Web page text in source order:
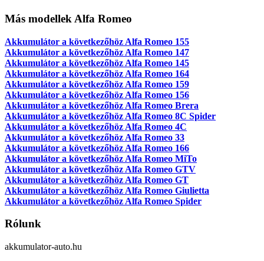
Más modellek Alfa Romeo
Akkumulátor a következőhöz Alfa Romeo 155
Akkumulátor a következőhöz Alfa Romeo 147
Akkumulátor a következőhöz Alfa Romeo 145
Akkumulátor a következőhöz Alfa Romeo 164
Akkumulátor a következőhöz Alfa Romeo 159
Akkumulátor a következőhöz Alfa Romeo 156
Akkumulátor a következőhöz Alfa Romeo Brera
Akkumulátor a következőhöz Alfa Romeo 8C Spider
Akkumulátor a következőhöz Alfa Romeo 4C
Akkumulátor a következőhöz Alfa Romeo 33
Akkumulátor a következőhöz Alfa Romeo 166
Akkumulátor a következőhöz Alfa Romeo MiTo
Akkumulátor a következőhöz Alfa Romeo GTV
Akkumulátor a következőhöz Alfa Romeo GT
Akkumulátor a következőhöz Alfa Romeo Giulietta
Akkumulátor a következőhöz Alfa Romeo Spider
Rólunk
akkumulator-auto.hu